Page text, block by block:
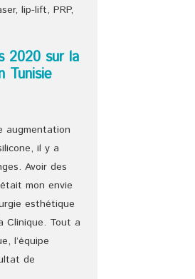
lip-lift, PRP,
2020 sur la
Tunisie
augmentation
il y a
Avoir des
mon envie
esthétique
Clinique. Tout a
l’équipe
de